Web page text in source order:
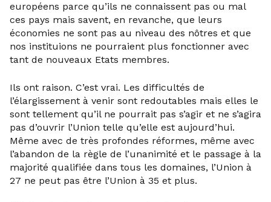
européens parce qu’ils ne connaissent pas ou mal
ces pays mais savent, en revanche, que leurs
économies ne sont pas au niveau des nôtres et que
nos instituions ne pourraient plus fonctionner avec
tant de nouveaux Etats membres.
Ils ont raison. C’est vrai. Les difficultés de
l’élargissement à venir sont redoutables mais elles le
sont tellement qu’il ne pourrait pas s’agir et ne s’agira
pas d’ouvrir l’Union telle qu’elle est aujourd’hui.
Même avec de très profondes réformes, même avec
l’abandon de la règle de l’unanimité et le passage à la
majorité qualifiée dans tous les domaines, l’Union à
27 ne peut pas être l’Union à 35 et plus.